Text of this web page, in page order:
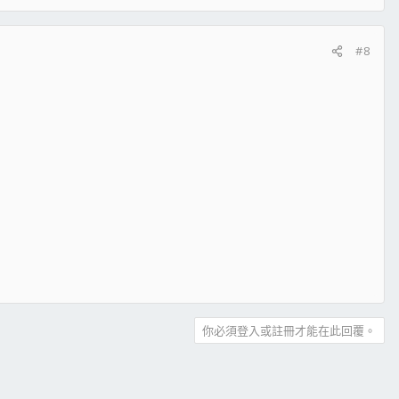
#8
你必須登入或註冊才能在此回覆。